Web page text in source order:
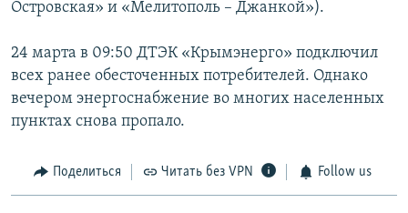
Островская» и «Мелитополь – Джанкой»).
24 марта в 09:50 ДТЭК «Крымэнерго» подключил
всех ранее обесточенных потребителей. Однако
вечером энергоснабжение во многих населенных
пунктах снова пропало.
Поделиться Читать без VPN Follow us